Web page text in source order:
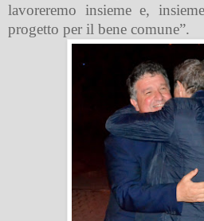
lavoreremo insieme e,
progetto per il bene comune”.